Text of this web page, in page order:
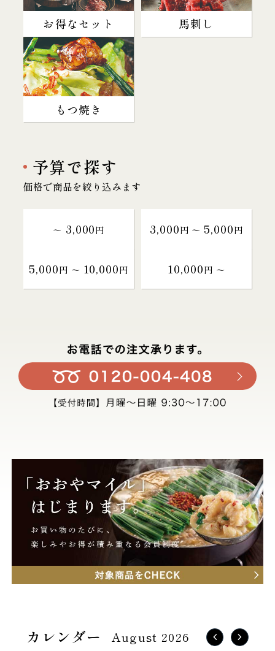
お得なセット 馬刺し
もつ焼き
予算で探す
価格で商品を絞り込みます
～ 3,000円 3,000円 〜 5,000円
5,000円 〜 10,000円 10,000円 〜
August 2026